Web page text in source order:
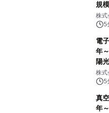
規
分
株式
5
電
年
陽
を
株式
5
真
年